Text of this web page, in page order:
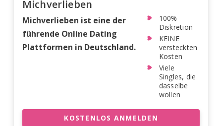
Michverlieben
Michverlieben ist eine der
führende Online Dating
Plattformen in Deutschland.
100%
Diskretion
KEINE
versteckten
Kosten
Viele
Singles, die
dasselbe
wollen
KOSTENLOS ANMELDEN